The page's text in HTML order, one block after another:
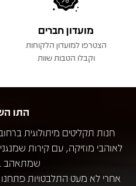
מועדון חברים
הצטרפו למועדון הלקוחות
וקבלו הטבות שוות
התו
לאוהבי מוזיקה, עם קירות
שמתאהב
אחרי לא מעט התלבטויות